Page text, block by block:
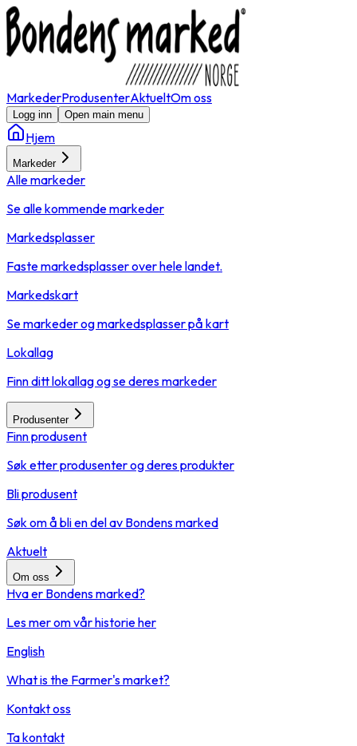
MarkederProdusenterAktueltOm oss
Logg inn Open main menu
Hjem
Markeder
Alle markeder
Se alle kommende markeder
Markedsplasser
Faste markedsplasser over hele landet.
Markedskart
Se markeder og markedsplasser på kart
Lokallag
Finn ditt lokallag og se deres markeder
Produsenter
Finn produsent
Søk etter produsenter og deres produkter
Bli produsent
Søk om å bli en del av Bondens marked
Aktuelt
Om oss
Hva er Bondens marked?
Les mer om vår historie her
English
What is the Farmer's market?
Kontakt oss
Ta kontakt